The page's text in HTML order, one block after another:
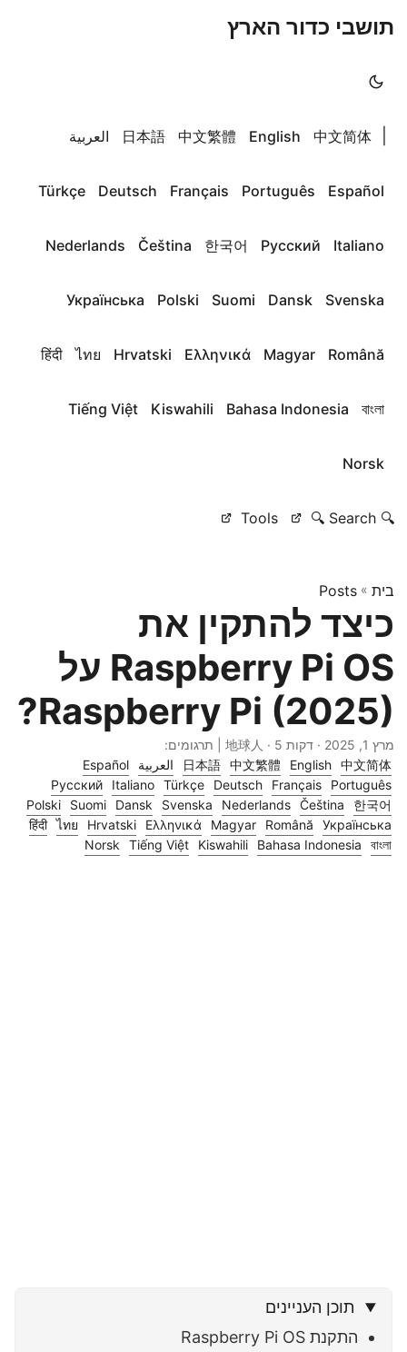
תושבי כדור הארץ
中文简体
English
中文繁體
日本語 العربية
Español
Português
Français
Deutsch
Türkçe
Italiano
Русский
한국어
Čeština
Nederlands
Svenska
Dansk
Suomi
Polski
Українська
Română
Magyar
Ελληνικά
Hrvatski
ไทย
हिंदी
বাংলা
Bahasa Indonesia
Kiswahili
Tiếng Việt
Norsk
🔍 Search 🔍
Tools
בית »
Posts
כיצד להתקין את
Raspberry Pi OS על
Raspberry Pi (2025)?
מרץ 1, 2025
· דקות 5 · 地球人 | תרגומים:
中文简体
English
中文繁體
日本語 العربية
Español
Português
Français
Deutsch
Türkçe
Italiano
Русский
한국어
Čeština
Nederlands
Svenska
Dansk
Suomi
Polski
Українська
Română
Magyar
Ελληνικά
Hrvatski
ไทย
हिंदी
বাংলা
Bahasa Indonesia
Kiswahili
Tiếng Việt
Norsk
תוכן העניינים
התקנת Raspberry Pi OS